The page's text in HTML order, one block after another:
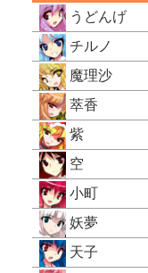
うどんげ
チルノ
魔理沙
萃香
紫
空
小町
妖夢
天子